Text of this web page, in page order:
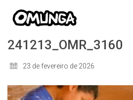
241213_OMR_3160
23 de fevereiro de 2026